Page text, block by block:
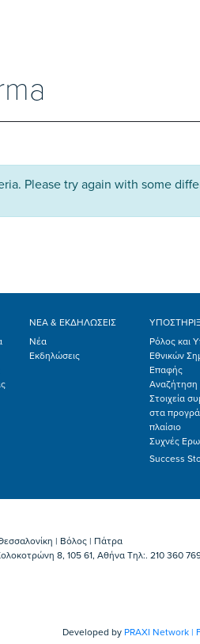
Please try again with some
ΝΕΑ & ΕΚΔΗΛΩΣΕΙΣ
Νέα
Εκδηλώσεις
Ρόλος και
Εθνικών
Επαφής
Αναζήτηση
Στοιχεία
στα
πλαίσιο
Συχνές
Success
| Βόλος | Πάτρα
8, 105 61, Αθήνα Τηλ:. 210 360
Developed by PRAXI Network |